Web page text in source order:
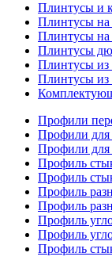
Плинтусы и
Плинтусы
Плинтусы
Плинтусы
Плинтусы из
Плинтусы из
Профили
Профили для
Профили для
Профиль
Профиль
Профиль
Профиль
Профиль
Профиль
Профиль